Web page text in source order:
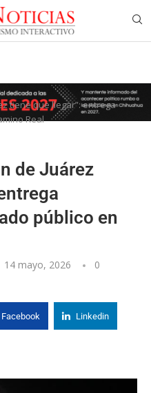
tiene que llegar”: entrega
Real
de Juárez
público en
14 mayo, 2026
0
Facebook Linkedin